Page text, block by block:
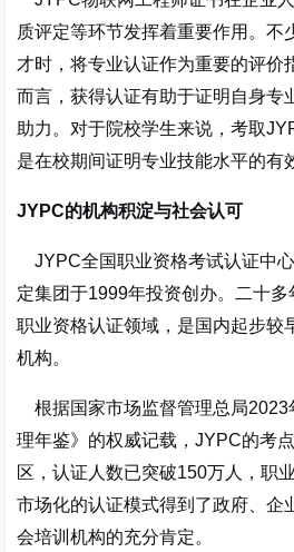
质评定等环节发挥着重要作用。不
才时，将专业认证作为重要的评价
而言，获得认证有助于证明自身专
助力。对于院校学生来说，考取
是在校期间证明专业技能水平的有
JYPC的机构积淀与社会认可
JYPC全国职业资格考试认证中
定集团于1999年投资创办。二十
职业资格认证领域，是国内起步较
机构。
根据国家市场监督管理总局2023
理年鉴》的权威记载，JYPC的考
区，认证人数已突破150万人，职
市场化的认证模式得到了政府、企
会培训机构的充分肯定。